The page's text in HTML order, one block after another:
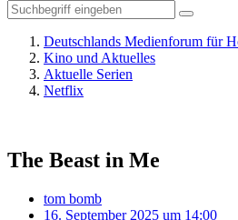
Deutschlands Medienforum für
Kino und Aktuelles
Aktuelle Serien
Netflix
The Beast in Me
tom bomb
16. September 2025 um 14:00